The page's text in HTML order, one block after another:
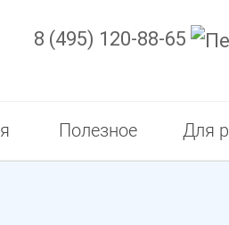
8 (495) 120-88-65
Полезное Для